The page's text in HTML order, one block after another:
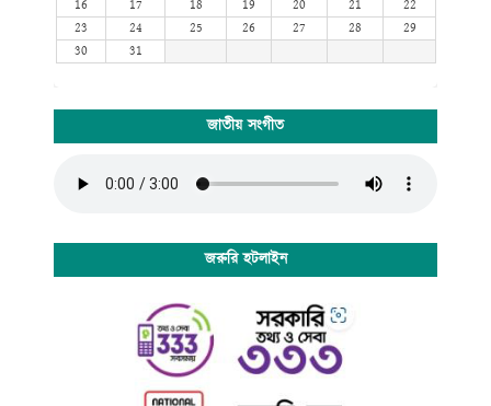
16
17 18 19 20 21
22
23
24 25 26 27 28
29
30
31
জাতীয় সংগীত
জরুরি হটলাইন